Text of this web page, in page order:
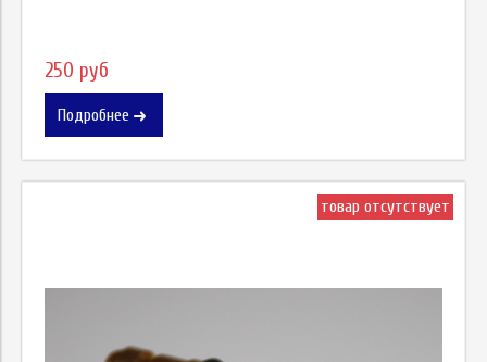
250 руб
Подробнее
товар отсутствует